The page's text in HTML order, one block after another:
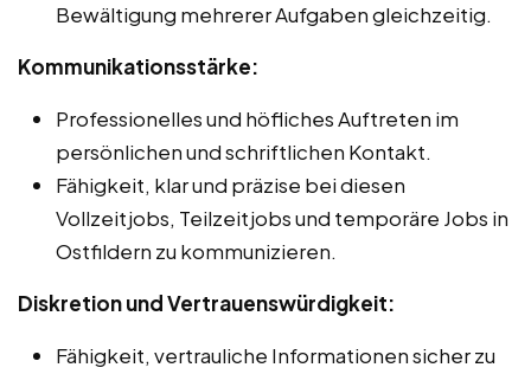
Bewältigung mehrerer Aufgaben gleichzeitig.
Kommunikationsstärke:
Professionelles und höfliches Auftreten im
persönlichen und schriftlichen Kontakt.
Fähigkeit, klar und präzise bei diesen
Vollzeitjobs, Teilzeitjobs und temporäre Jobs in
Ostfildern zu kommunizieren.
Diskretion und Vertrauenswürdigkeit:
Fähigkeit, vertrauliche Informationen sicher zu